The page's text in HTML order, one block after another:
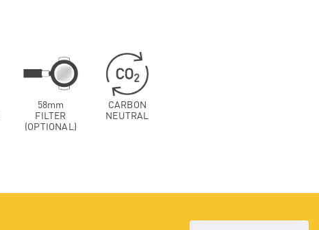
58mm
FILTER
(OPTIONAL)
CARBON
NEUTRAL